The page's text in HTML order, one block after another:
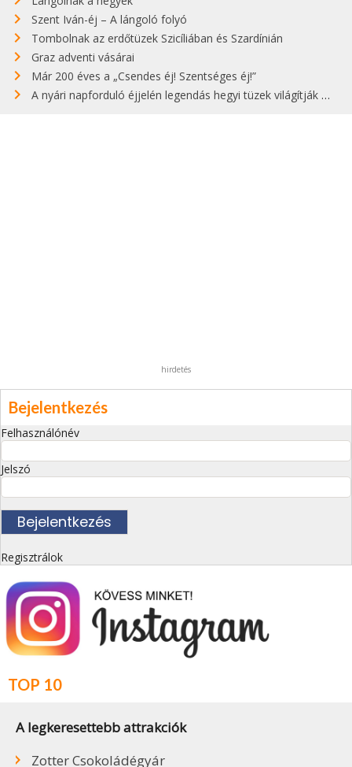
Szent Iván-éj – A lángoló folyó
Tombolnak az erdőtüzek Szicíliában és Szardínián
Graz adventi vásárai
Már 200 éves a „Csendes éj! Szentséges éj!”
A nyári napforduló éjjelén legendás hegyi tüzek világítják meg Zugspitzét
hirdetés
Bejelentkezés
Felhasználónév
Jelszó
Regisztrálok
TOP 10
A legkeresettebb attrakciók
Zotter Csokoládégyár